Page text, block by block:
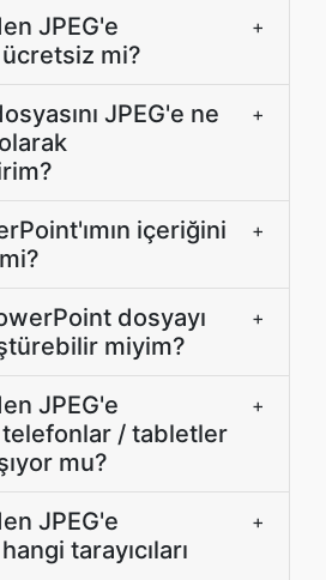
JPEG'e
mi?
+
JPEG'e ne
+
içeriğini
+
dosyayı
miyim?
+
JPEG'e
/ tabletler
mu?
+
JPEG'e
tarayıcıları
+